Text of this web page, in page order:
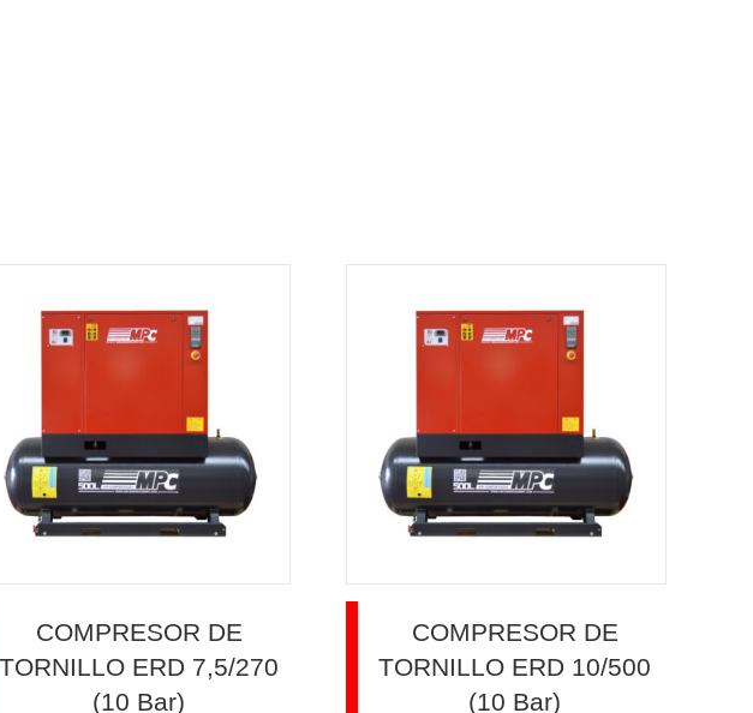
COMPRESOR DE
TORNILLO ERD 7,5/270
(10 Bar)
COMPRESOR DE
TORNILLO ERD 10/500
(10 Bar)